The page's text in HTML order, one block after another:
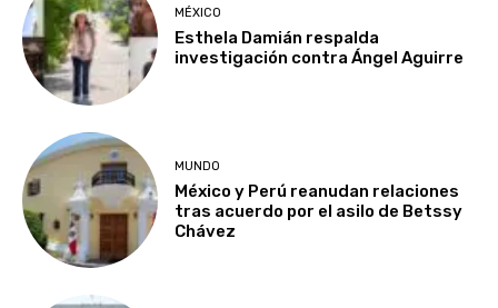
MÉXICO
Esthela Damián respalda
investigación contra Ángel Aguirre
MUNDO
México y Perú reanudan relaciones
tras acuerdo por el asilo de Betssy
Chávez